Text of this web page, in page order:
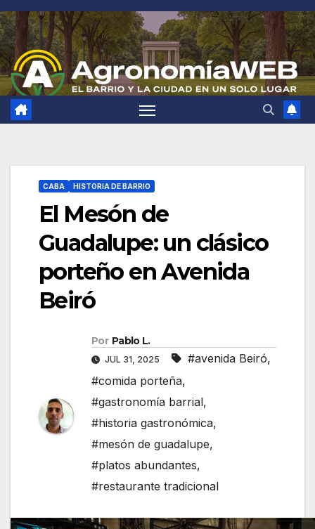
Saltar
al
contenido
CABA HISTORIA DE BARRIO
El Mesón de
Guadalupe: un clásico
porteño en Avenida
Beiró
Por Pablo L.
JUL 31, 2025 #avenida Beiró,
#comida porteña,
#gastronomía barrial,
#historia gastronómica,
#mesón de guadalupe,
#platos abundantes,
#restaurante tradicional